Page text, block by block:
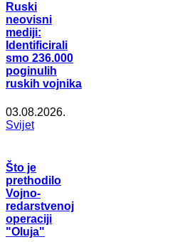
Ruski
neovisni
mediji:
Identificirali
smo 236.000
poginulih
ruskih vojnika
03.08.2026.
Svijet
Što je
prethodilo
Vojno-
redarstvenoj
operaciji
"Oluja"